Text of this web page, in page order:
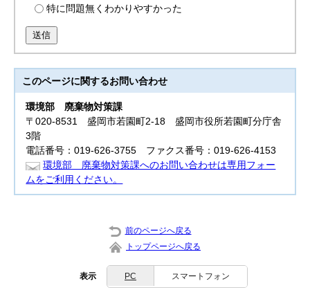
特に問題無くわかりやすかった
送信
このページに関するお問い合わせ
環境部 廃棄物対策課
〒020-8531 盛岡市若園町2-18 盛岡市役所若園町分庁舎
3階
電話番号：019-626-3755 ファクス番号：019-626-4153
環境部 廃棄物対策課へのお問い合わせは専用フォー
ムをご利用ください。
前のページへ戻る
トップページへ戻る
表示 PC スマートフォン